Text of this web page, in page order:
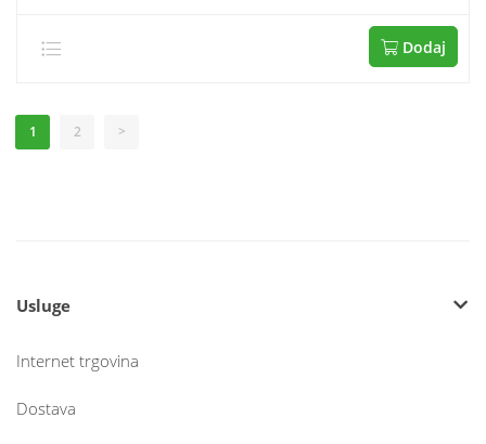
Dodaj
1 2 >
Usluge
Internet trgovina
Dostava